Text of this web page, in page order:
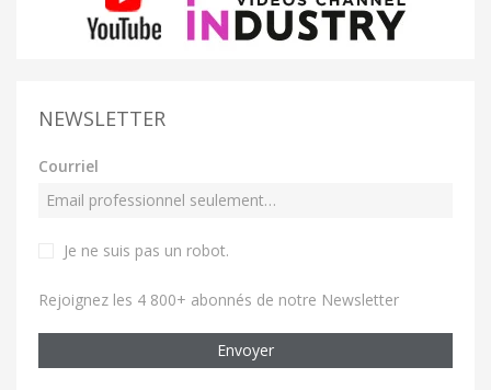
NEWSLETTER
Courriel
Je ne suis pas un robot.
Rejoignez les 4 800+ abonnés de notre Newsletter
Envoyer